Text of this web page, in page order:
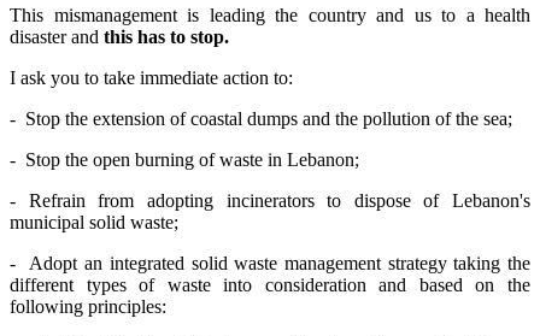
This mismanagement is leading the country and us to a health
disaster and this has to stop.
I ask you to take immediate action to:
- Stop the extension of coastal dumps and the pollution of the sea;
- Stop the open burning of waste in Lebanon;
- Refrain from adopting incinerators to dispose of Lebanon's
municipal solid waste;
- Adopt an integrated solid waste management strategy taking the
different types of waste into consideration and based on the
following principles: